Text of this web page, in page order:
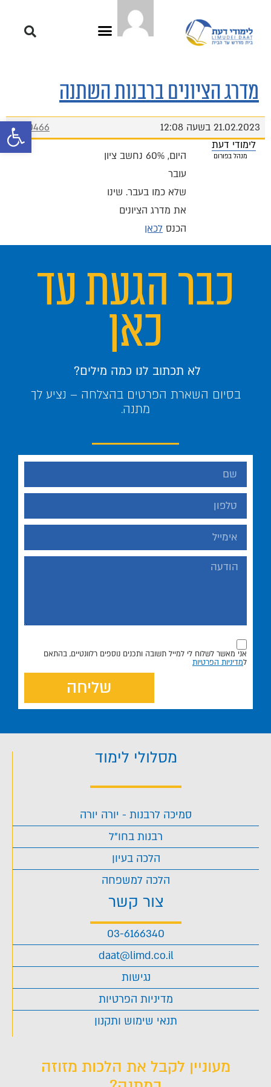
פתח
מדרג הציונים ברבנות השתנה
21.02.2023 בשעה 12:08
#10466
לימודי דעת
מנהל בפורום
היום, 60% נחשב ציון
עובר
שלא כמו בעבר. שינו
את מדרג הציונים
הכנס לכאן
כבר הגעת עד
כאן
לא תכתוב לנו כמה מילים?
בסיום השארת הפרטים בהצלחה – נציע לך
מתנה.
אני מאשר לשלוח לי למייל תשובה ותכנים נוספים רלוונטיים, בהתאם
למדיניות הפרטיות
שליחה
מסלולי לימוד
סמיכה לרבנות - יורה יורה
רבנות בחו"ל
הלכה בעיון
הלכה למשפחה
צור קשר
03-6166340
daat@limd.co.il
נגישות
מדיניות הפרטיות
תנאי שימוש ותקנון
מעוניין לקבל את הלכות מזוזה